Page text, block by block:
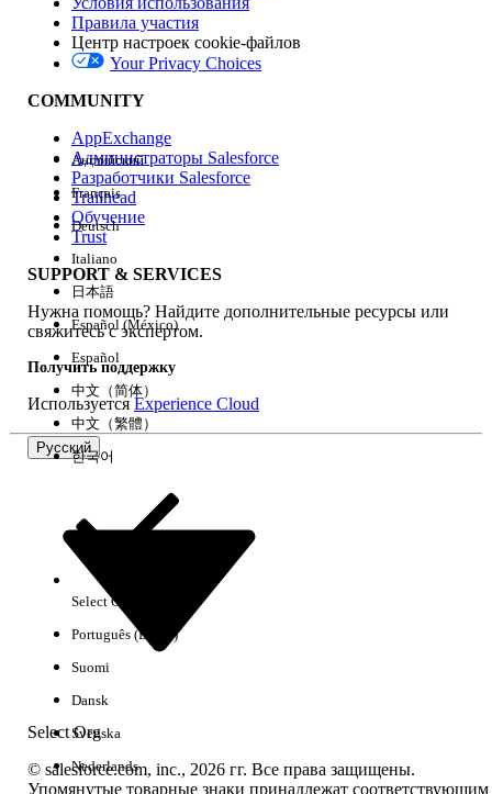
000392074
ЭТА СТАТЬЯ РЕШИЛА ВАШУ ПРОБЛЕМУ?
Оставьте свой отзыв, чтобы мы могли стать лучше!
Да
Правила участия
Центр настроек cookie-файлов
Your Privacy Choices
COMMUNITY
AppExchange
Администраторы Salesforce
Разработчики Salesforce
Trailhead
Обучение
Trust
SUPPORT & SERVICES
Нужна помощь? Найдите дополнительные ресурсы или
свяжитесь с экспертом.
Получить поддержку
ИспользуетсяExperience Cloud
Русский
Select Org
Английский
Français
Deutsch
Italiano
日本語
Español (México)
Español
中文（简体）
中文（繁體）
한국어
Select Org
Português (Brasil)
Suomi
Dansk
Svenska
Nederlands
© salesforce.com, inc., 2026 гг. Все права защищены.
Упомянутые товарные знаки принадлежат соответствующим